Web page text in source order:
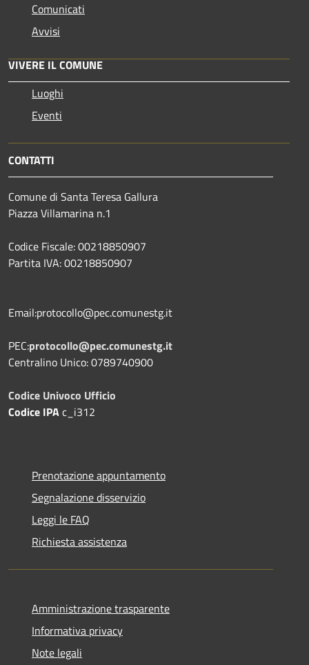
Comunicati
Avvisi
VIVERE IL COMUNE
Luoghi
Eventi
CONTATTI
Comune di Santa Teresa Gallura
Piazza Villamarina n.1
Codice Fiscale: 00218850907
Partita IVA: 00218850907
Email:protocollo@pec.comunestg.it
PEC:protocollo@pec.comunestg.it
Centralino Unico: 0789740900
Codice Univoco Ufficio
Codice IPAc_i312
Prenotazione appuntamento
Segnalazione disservizio
Leggi le FAQ
Richiesta assistenza
Amministrazione trasparente
Informativa privacy
Note legali